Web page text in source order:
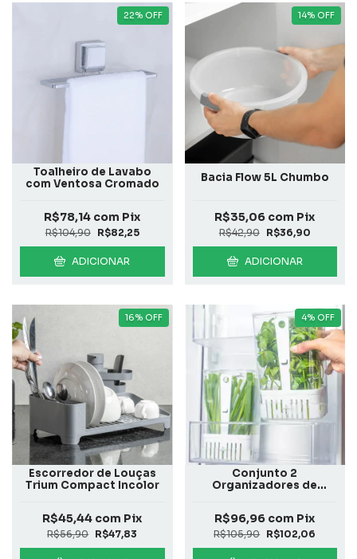
22% OFF
Toalheiro de Lavabo
com Ventosa Cromado
R$104,90 R$82,25
R$78,14 com Pix
ADICIONAR
14% OFF
Bacia Flow 5L Chumbo
R$42,90 R$36,90
R$35,06 com Pix
ADICIONAR
16% OFF
Escorredor de Louças
Trium Compact Incolor
R$56,90 R$47,83
R$45,44 com Pix
4% OFF
Conjunto 2
Organizadores de
R$105,90 R$102,06
R$96,96 com Pix